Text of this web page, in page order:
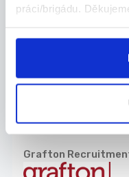
práci/brigádu.
ZKUŠENÝ
NÁKUPČÍ |
PÍSEK
Celá ČR
Grafton